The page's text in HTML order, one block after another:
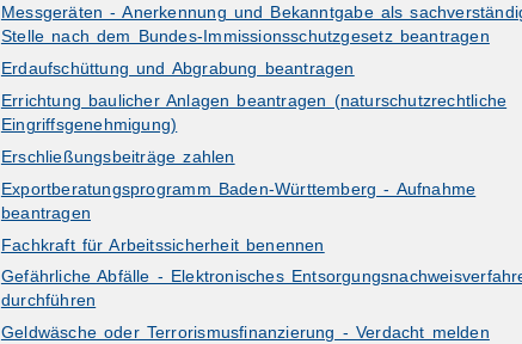
Messgeräten - Anerkennung und Bekanntgabe als
Stelle nach dem Bundes-Immissionsschutzgesetz beantragen
Erdaufschüttung und Abgrabung beantragen
Errichtung baulicher Anlagen beantragen (naturschutzrechtliche
Eingriffsgenehmigung)
Erschließungsbeiträge zahlen
Exportberatungsprogramm Baden-Württemberg - Aufnahme
beantragen
Fachkraft für Arbeitssicherheit benennen
Gefährliche Abfälle - Elektronisches
durchführen
Geldwäsche oder Terrorismusfinanzierung - Verdacht melden